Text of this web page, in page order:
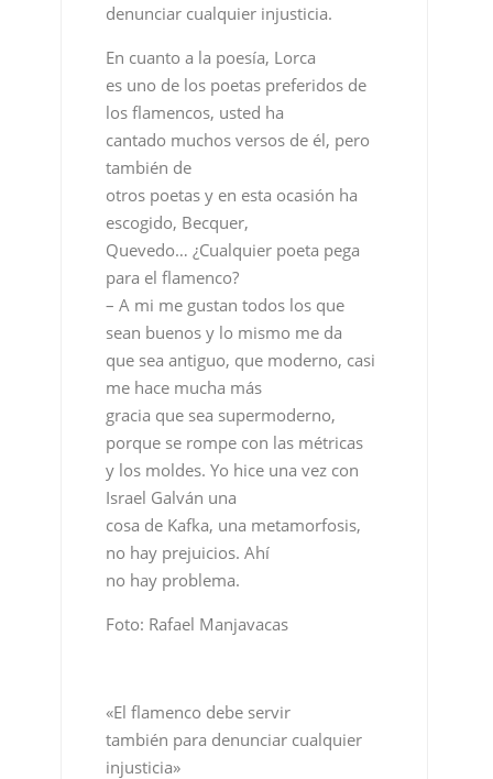
denunciar cualquier injusticia.
En cuanto a la poesía, Lorca
es uno de los poetas preferidos de
los flamencos, usted ha
cantado muchos versos de él, pero
también de
otros poetas y en esta ocasión ha
escogido, Becquer,
Quevedo… ¿Cualquier poeta pega
para el flamenco?
– A mi me gustan todos los que
sean buenos y lo mismo me da
que sea antiguo, que moderno, casi
me hace mucha más
gracia que sea supermoderno,
porque se rompe con las métricas
y los moldes. Yo hice una vez con
Israel Galván una
cosa de Kafka, una metamorfosis,
no hay prejuicios. Ahí
no hay problema.
Foto: Rafael Manjavacas
«El flamenco debe servir
también para denunciar cualquier
injusticia»